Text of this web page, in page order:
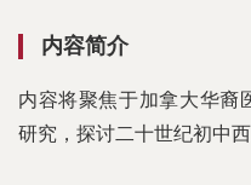
内容简介
内容将聚焦于加拿大华裔
研究，探讨二十世纪初中